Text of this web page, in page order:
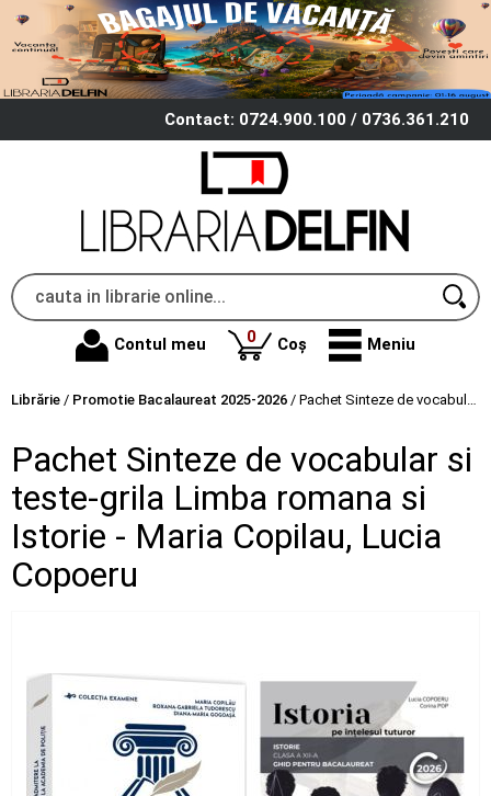
Contact: 0724.900.100 / 0736.361.210
Contul meu 0produse
Coș Meniu
Librărie / Promotie Bacalaureat 2025-2026 / Pachet Sinteze de vocabular si teste-grila Limba romana si Istorie - Maria Copilau, Lucia Copoeru
Pachet Sinteze de vocabular si
teste-grila Limba romana si
Istorie - Maria Copilau, Lucia
Copoeru